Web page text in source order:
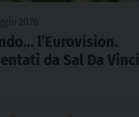
l’Eurovision.
da Sal Da Vinci